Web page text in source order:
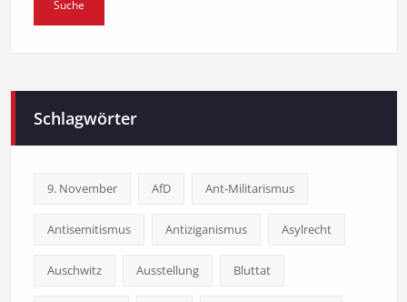
Schlagwörter
9. November AfD Ant-Militarismus
Antisemitismus Antiziganismus Asylrecht
Auschwitz Ausstellung Bluttat